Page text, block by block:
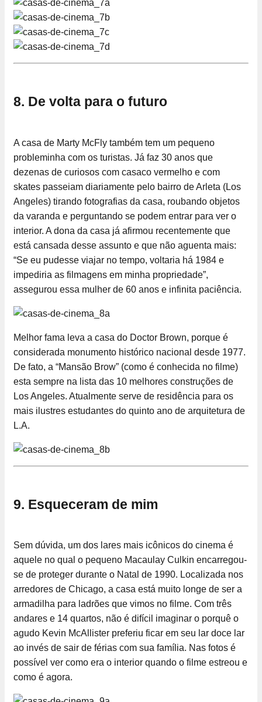
8. De volta para o futuro
A casa de Marty McFly também tem um pequeno
probleminha com os turistas. Já faz 30 anos que
dezenas de curiosos com casaco vermelho e com
skates passeiam diariamente pelo bairro de Arleta (Los
Angeles) tirando fotografias da casa, roubando objetos
da varanda e perguntando se podem entrar para ver o
interior. A dona da casa já afirmou recentemente que
está cansada desse assunto e que não aguenta mais:
“Se eu pudesse viajar no tempo, voltaria há 1984 e
impediria as filmagens em minha propriedade”,
assegurou essa mulher de 60 anos e infinita paciência.
Melhor fama leva a casa do Doctor Brown, porque é
considerada monumento histórico nacional desde 1977.
De fato, a “Mansão Brow” (como é conhecida no filme)
esta sempre na lista das 10 melhores construções de
Los Angeles. Atualmente serve de residência para os
mais ilustres estudantes do quinto ano de arquitetura de
L.A.
9. Esqueceram de mim
Sem dúvida, um dos lares mais icônicos do cinema é
aquele no qual o pequeno Macaulay Culkin encarregou-
se de proteger durante o Natal de 1990. Localizada nos
arredores de Chicago, a casa está muito longe de ser a
armadilha para ladrões que vimos no filme. Com três
andares e 14 quartos, não é difícil imaginar o porquê o
agudo Kevin McAllister preferiu ficar em seu lar doce lar
ao invés de sair de férias com sua família. Nas fotos é
possível ver como era o interior quando o filme estreou e
como é agora.